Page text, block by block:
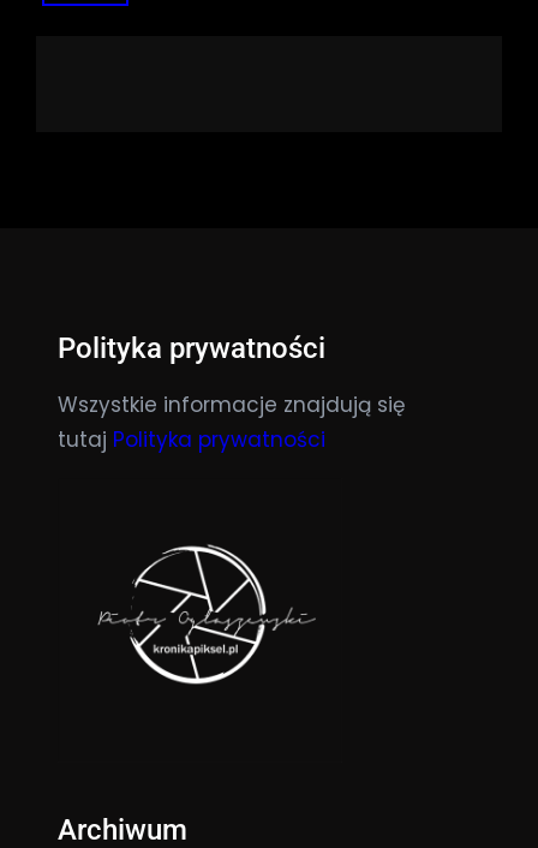
Polityka prywatności
Wszystkie informacje znajdują się
tutaj Polityka prywatności
Archiwum